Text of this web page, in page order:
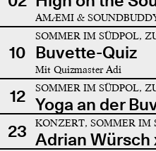
AMÆMI &
10
SOMMER IM SÜDPOL,
Buvette-Quiz
Mit Quizmaster Adi
12 SOMMER IM SÜDPOL,
Yoga an der
23
KONZERT, SOMMER IM
Adrian Würsch